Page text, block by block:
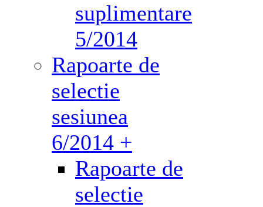
suplimentare
5/2014
Rapoarte de
selectie
sesiunea
6/2014 +
Rapoarte de
selectie